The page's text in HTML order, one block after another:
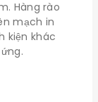
Hàng rào
mạch in
kiện khác